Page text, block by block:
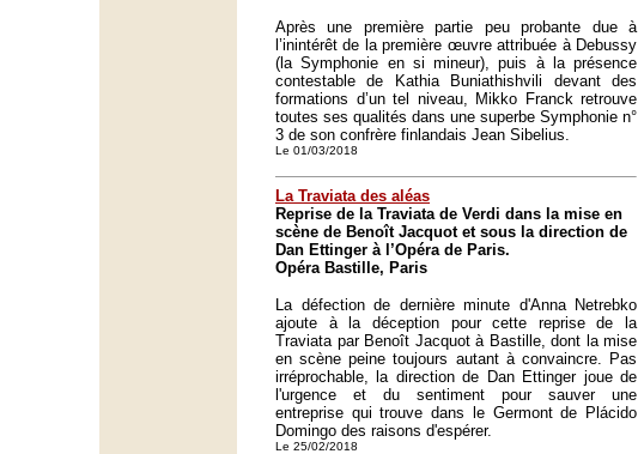
Après une première partie peu probante due à
l’inintérêt de la première œuvre attribuée à Debussy
(la Symphonie en si mineur), puis à la présence
contestable de Kathia Buniathishvili devant des
formations d’un tel niveau, Mikko Franck retrouve
toutes ses qualités dans une superbe Symphonie n°
3 de son confrère finlandais Jean Sibelius.
Le 01/03/2018
La Traviata des aléas
Reprise de la Traviata de Verdi dans la mise en
scène de Benoît Jacquot et sous la direction de
Dan Ettinger à l’Opéra de Paris.
Opéra Bastille, Paris
La défection de dernière minute d'Anna Netrebko
ajoute à la déception pour cette reprise de la
Traviata par Benoît Jacquot à Bastille, dont la mise
en scène peine toujours autant à convaincre. Pas
irréprochable, la direction de Dan Ettinger joue de
l'urgence et du sentiment pour sauver une
entreprise qui trouve dans le Germont de Plácido
Domingo des raisons d'espérer.
Le 25/02/2018